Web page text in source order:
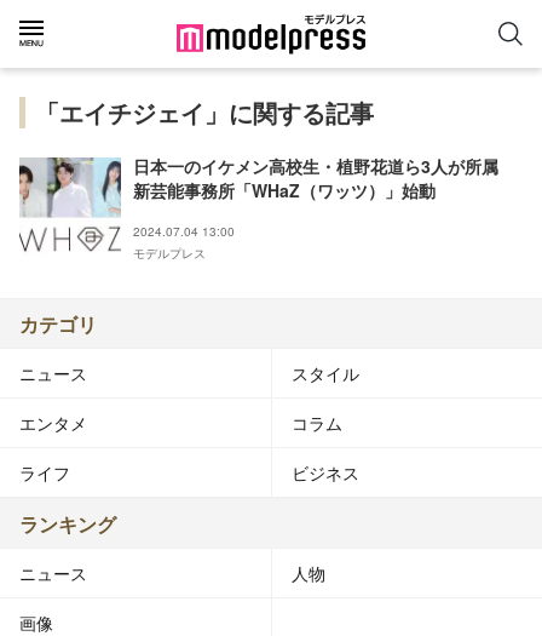
「エイチジェイ」に関する記事
日本一のイケメン高校生・植野花道ら3人が所属
新芸能事務所「WHaZ（ワッツ）」始動
2024.07.04 13:00
モデルプレス
カテゴリ
ニュース スタイル
エンタメ コラム
ライフ ビジネス
ランキング
ニュース 人物
画像